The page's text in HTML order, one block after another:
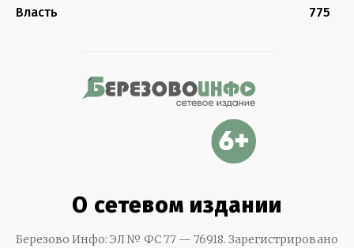
Власть
775
О сетевом издании
Березово Инфо: ЭЛ № ФС 77 — 76918. Зарегистрировано